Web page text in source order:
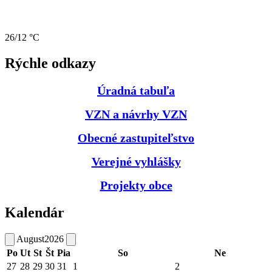
26/12 °C
Rýchle odkazy
Úradná tabuľa
VZN a návrhy VZN
Obecné zastupiteľstvo
Verejné vyhlášky
Projekty obce
Kalendár
August2026
Po Ut St Št Pia So
Ne
27 28 29 30 31 1
2